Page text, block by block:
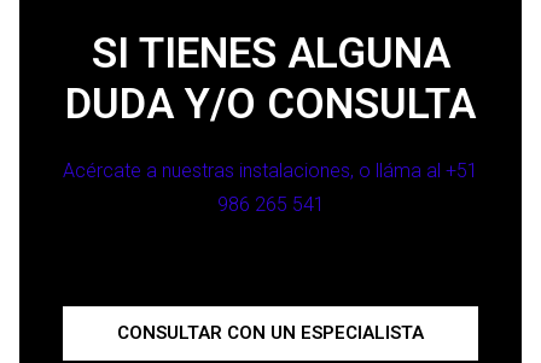
SI TIENES ALGUNA
DUDA Y/O CONSULTA
Acércate a nuestras instalaciones, o lláma al +51
986 265 541
CONSULTAR CON UN ESPECIALISTA